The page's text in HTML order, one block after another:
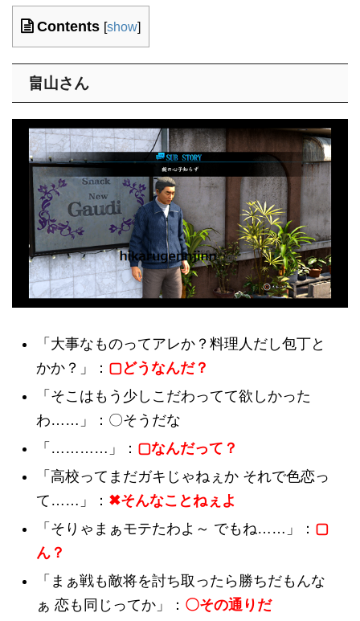
Contents [show]
畠山さん
「大事なものってアレか？料理人だし包丁と
かか？」： ▢どうなんだ？
「そこはもう少しこだわってて欲しかった
わ……」：〇そうだな
「…………」： ▢なんだって？
「高校ってまだガキじゃねぇか それで色恋っ
て……」： ✖そんなことねぇよ
「そりゃまぁモテたわよ～ でもね……」： ▢
ん？
「まぁ戦も敵将を討ち取ったら勝ちだもんな
ぁ 恋も同じってか」： 〇その通りだ